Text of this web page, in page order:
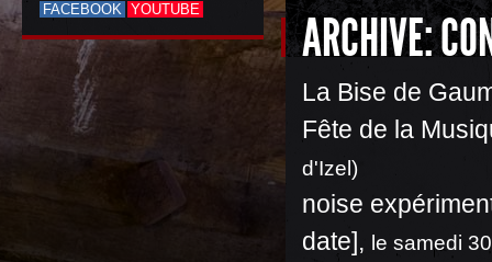
FACEBOOK YOUTUBE ARCHIVE:
La Bise de
Fête de la
d'Izel)
noise
date], le samedi